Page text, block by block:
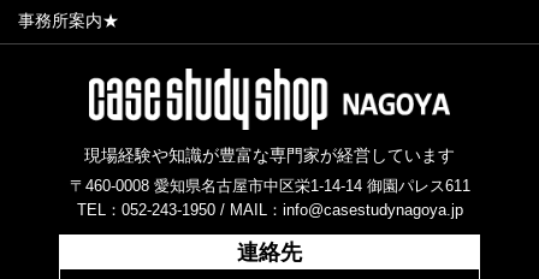
事務所案内★
現場経験や知識が豊富な専門家が経営しています
〒460-0008 愛知県名古屋市中区栄1-14-14 御園パレス611
TEL：052-243-1950 / MAIL：info@casestudynagoya.jp
連絡先